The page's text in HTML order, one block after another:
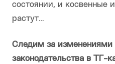
состоянии, и косвенные
растут…
Следим за изменениями
законодательства в ТГ-